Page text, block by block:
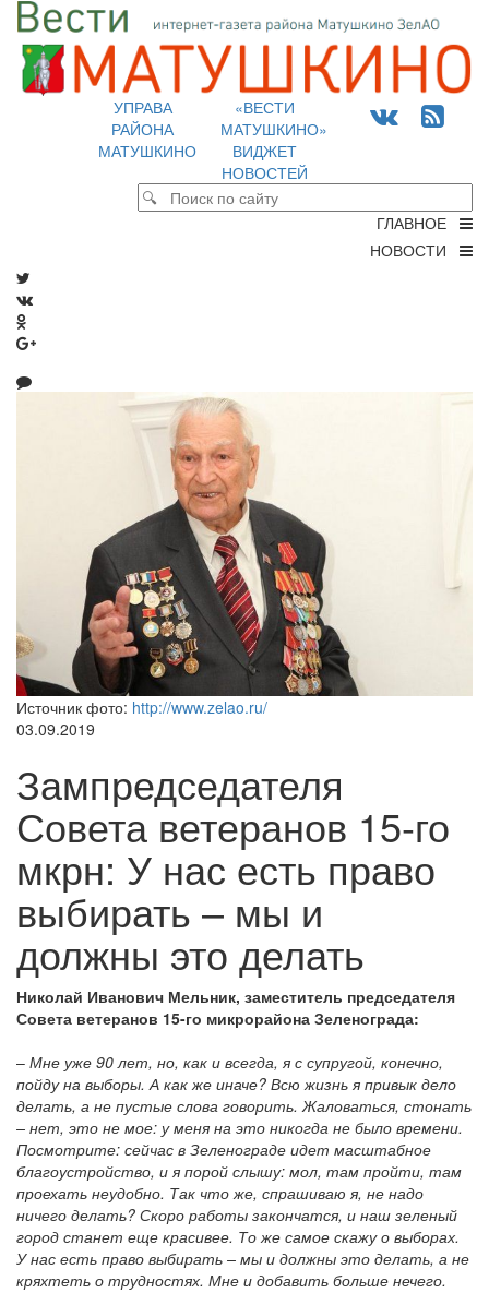
УПРАВА
РАЙОНА
МАТУШКИНО
«ВЕСТИ
МАТУШКИНО»
ВИДЖЕТ
НОВОСТЕЙ
ГЛАВНОЕ
НОВОСТИ
Источник фото: http://www.zelao.ru/
03.09.2019
Зампредседателя
Совета ветеранов 15-го
мкрн: У нас есть право
выбирать – мы и
должны это делать
Николай Иванович Мельник, заместитель председателя
Совета ветеранов 15-го микрорайона Зеленограда:
– Мне уже 90 лет, но, как и всегда, я с супругой, конечно,
пойду на выборы. А как же иначе? Всю жизнь я привык дело
делать, а не пустые слова говорить. Жаловаться, стонать
– нет, это не мое: у меня на это никогда не было времени.
Посмотрите: сейчас в Зеленограде идет масштабное
благоустройство, и я порой слышу: мол, там пройти, там
проехать неудобно. Так что же, спрашиваю я, не надо
ничего делать? Скоро работы закончатся, и наш зеленый
город станет еще красивее. То же самое скажу о выборах.
У нас есть право выбирать – мы и должны это делать, а не
кряхтеть о трудностях. Мне и добавить больше нечего.